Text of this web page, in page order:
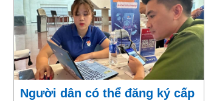
Người dân có thể đăng ký cấp